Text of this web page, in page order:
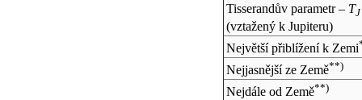
Tisserandův parametr – TJ
(vztažený k Jupiteru)
Největší přiblížení k Zemi
Nejjasnější ze Země**)
Nejdále od Země**)